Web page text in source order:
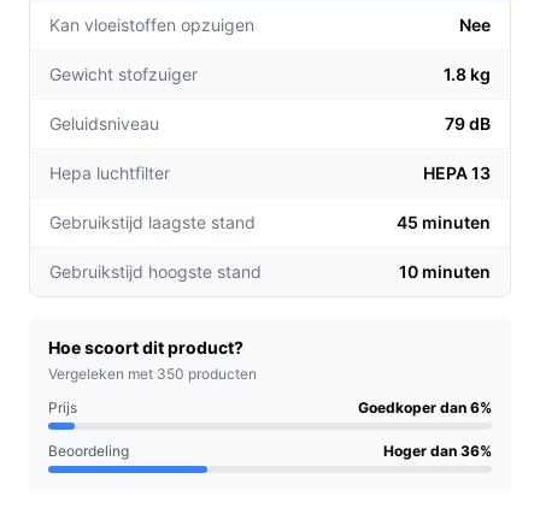
van diverse oppervlakken.
bereikbare plaatsen te stofzuigen zonder te
één keer kunt schoonmaken zonder tussentijds
Deze stofzuiger is perfect voor drukke huishoudens,
efficiëntie belangrijk vindt. Of je nu een drukke
professional bent of een ouder met kinderen, de
Rowenta X-Force Flex maakt het schoonmaken een stuk
gemakkelijker.
Kan vloeistoffen opzuigen Nee
Gewicht stofzuiger 1.8 kg
Geluidsniveau 79 dB
Hepa luchtfilter HEPA 13
Gebruikstijd laagste stand 45 minuten
Gebruikstijd hoogste stand 10 minuten
Hoe scoort dit product?
Vergeleken met 350 producten
Prijs
Goedkoper dan 6%
Beoordeling Hoger dan 36%